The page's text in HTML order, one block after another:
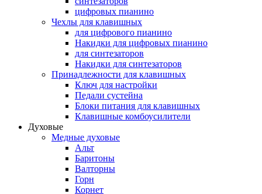
цифровых пианино
Чехлы для клавишных
для цифрового пианино
Накидки для цифровых пианино
для синтезаторов
Накидки для синтезаторов
Принадлежности для клавишных
Ключ для настройки
Педали сустейна
Блоки питания для клавишных
Клавишные комбоусилители
Духовые
Медные духовые
Альт
Баритоны
Валторны
Горн
Корнет